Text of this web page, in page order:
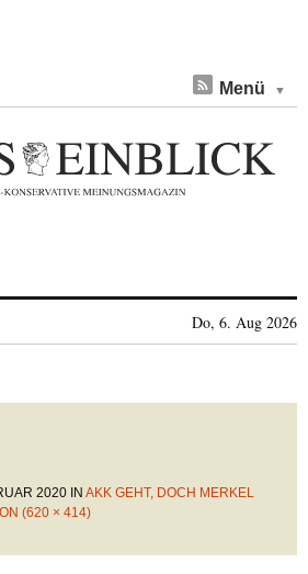
Menü
Do, 6. Aug 2026
2020 IN AKK GEHT, DOCH MERKEL
(620 × 414)